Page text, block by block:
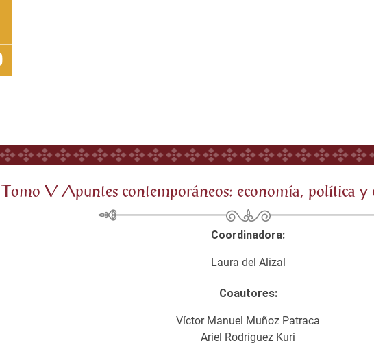
Tomo V Apuntes contemporáneos: economía, política y
Coordinadora:
Laura del Alizal
Coautores:
Víctor Manuel Muñoz Patraca
Ariel Rodríguez Kuri